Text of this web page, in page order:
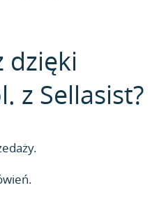
dzięki
z Sellasist?